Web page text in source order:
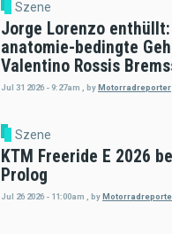
Szene
Jorge Lorenzo enthüllt:
anatomie-bedingte
Valentino Rossis
Jul 31 2026 - 9:27am , byMotorradreporter
Szene
KTM Freeride E 2026
Prolog
Jul 26 2026 - 11:00am by